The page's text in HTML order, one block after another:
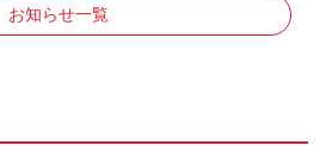
お知らせ一覧